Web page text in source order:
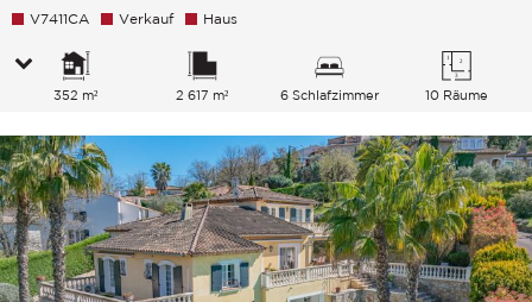
V7411CA Verkauf Haus
352 m² 2 617 m² 6 Schlafzimmer 10 Räume